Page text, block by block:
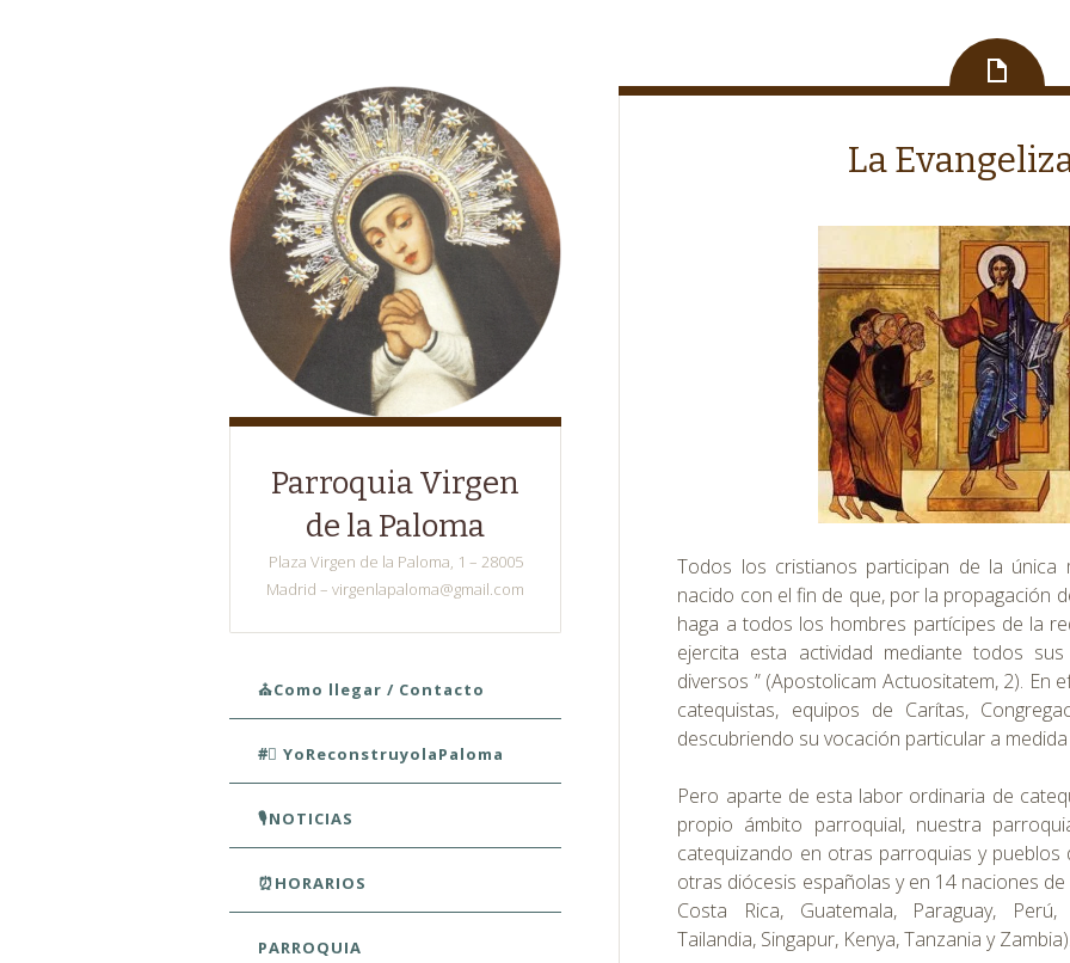
Parroquia Virgen
de la Paloma
Plaza Virgen de la Paloma, 1 – 28005
Madrid – virgenlapaloma@gmail.com
Skip to content
⛪Como llegar / Contacto
#⃣ YoReconstruyolaPaloma
🎙️NOTICIAS
⏰HORARIOS
PARROQUIA
La
Todos los cristianos participan de la única
nacido con el fin de que, por la propagación
haga a todos los hombres partícipes de la
ejercita esta actividad mediante todos
diversos ” (Apostolicam Actuositatem, 2). En
catequistas, equipos de Carítas,
descubriendo su vocación particular a
Pero aparte de esta labor ordinaria de
propio ámbito parroquial, nuestra
catequizando en otras parroquias y pueblos
otras diócesis españolas y en 14 naciones
Costa Rica, Guatemala, Paraguay,
Tailandia, Singapur, Kenya, Tanzania y Zambia).